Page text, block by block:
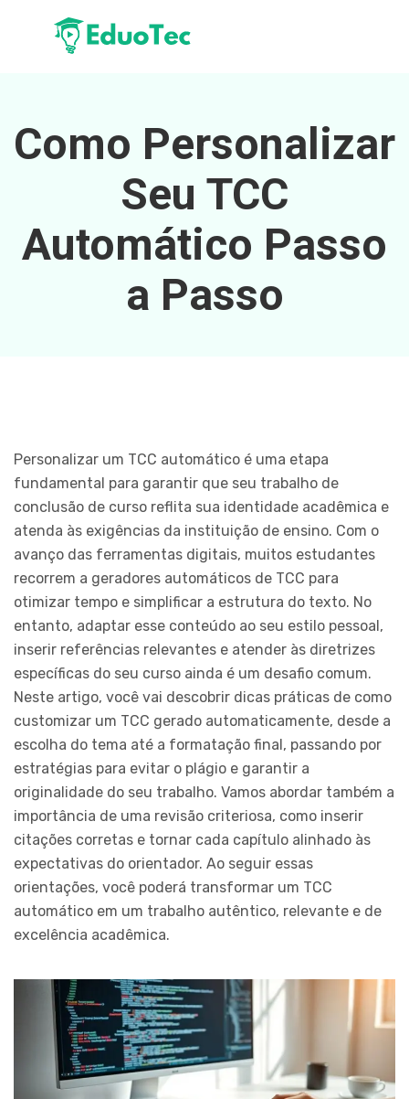
Como Personalizar
Seu TCC
Automático Passo
a Passo
Personalizar um TCC automático é uma etapa
fundamental para garantir que seu trabalho de
conclusão de curso reflita sua identidade acadêmica e
atenda às exigências da instituição de ensino. Com o
avanço das ferramentas digitais, muitos estudantes
recorrem a geradores automáticos de TCC para
otimizar tempo e simplificar a estrutura do texto. No
entanto, adaptar esse conteúdo ao seu estilo pessoal,
inserir referências relevantes e atender às diretrizes
específicas do seu curso ainda é um desafio comum.
Neste artigo, você vai descobrir dicas práticas de como
customizar um TCC gerado automaticamente, desde a
escolha do tema até a formatação final, passando por
estratégias para evitar o plágio e garantir a
originalidade do seu trabalho. Vamos abordar também a
importância de uma revisão criteriosa, como inserir
citações corretas e tornar cada capítulo alinhado às
expectativas do orientador. Ao seguir essas
orientações, você poderá transformar um TCC
automático em um trabalho autêntico, relevante e de
excelência acadêmica.